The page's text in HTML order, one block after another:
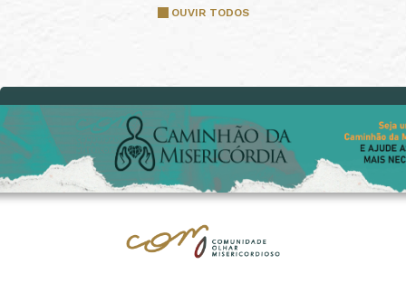
OUVIR TODOS